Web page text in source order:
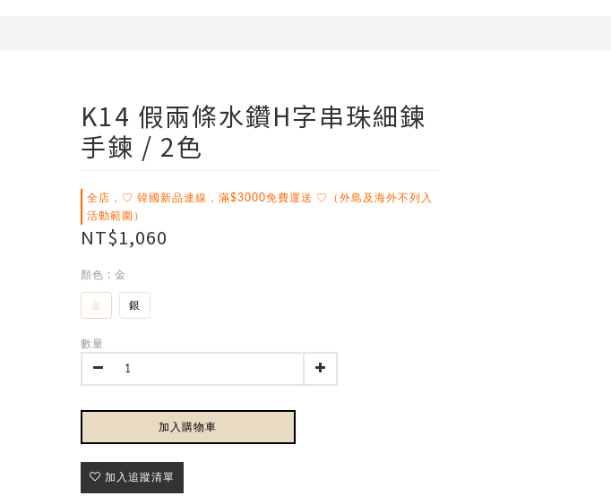
K14 假兩條水鑽H字串珠細鍊
手鍊 / 2色
全店，♡ 韓國新品連線，滿$3000免費運送 ♡（外島及海外不列入
活動範圍）
NT$1,060
顏色 : 金
金 銀
數量
加入購物車
加入追蹤清單